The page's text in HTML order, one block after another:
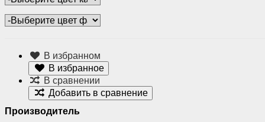
В избранном
В избранное
В сравнении
Добавить в сравнение
Производитель